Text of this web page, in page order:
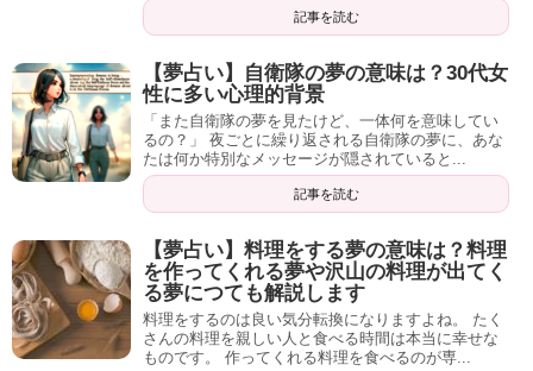
記事を読む
【夢占い】自衛隊の夢の意味は？30代女
性に多い心理的背景
「また自衛隊の夢を見たけど、一体何を意味してい
るの？」 夜ごとに繰り返される自衛隊の夢に、あな
たは何か特別なメッセージが隠されていると...
記事を読む
【夢占い】料理をする夢の意味は？料理
を作ってくれる夢や沢山の料理が出てく
る夢につても解説します
料理をするのは良い気分転換になりますよね。 たく
さんの料理を親しい人と食べる時間は本当に幸せな
ものです。 作ってくれる料理を食べるのが専...